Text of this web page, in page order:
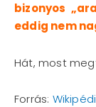
bizonyos
eddig nem
Hát, most
Forrás: